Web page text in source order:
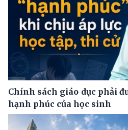
Chính sách giáo dục phải
hạnh phúc của học sinh